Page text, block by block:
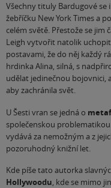
Všechny tituly Bardugové se i
žebříčku New York Times a
celém světě. Přestože se jim
Leigh vytvořit natolik
postavami, že do něj každý
hrdinka Alina, silná, s
udělat jedinečnou bojovnici,
aby zachránila svět.
U Šesti vran se jedná o
společenskou
vydává za nemožným a z
pozoruhodný knižní let.
Kde píše tato autorka
Hollywoodu, kde se mimo